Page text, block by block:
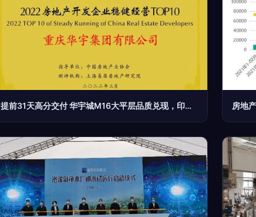
提前31天高分交付 华宇城M16大平层品质兑现，印证华宇稳健硬实力 房地